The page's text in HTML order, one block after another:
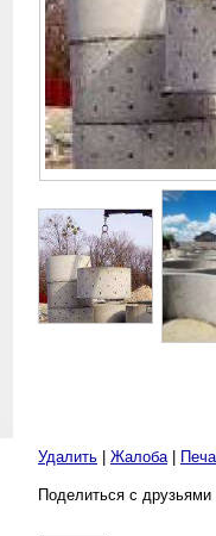
Удалить Жалоба|
Поделиться с